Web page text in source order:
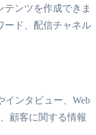
テンツを作成できま
ード、配信チャネル
インタビュー、Web
顧客に関する情報